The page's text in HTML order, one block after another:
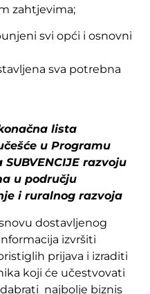
zahtjevima;
svi opći i osnovni
sva potrebna
lista
u Programu
razvoju
u području
i ruralnog razvoja
dostavljenog
izvršiti
prijava i izraditi
koji će učestvovati
najbolje biznis